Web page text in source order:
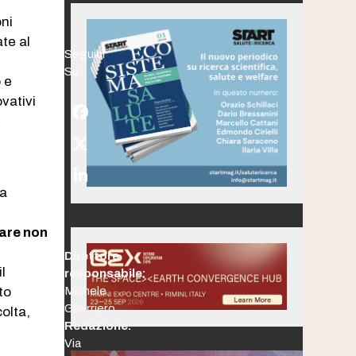
al
e
non
Seguici
Su:
Facebook
Twitter
(deprecated)
LinkedIn
Direttore
responsabile:
Michele
Guerriero
Redazione:
Via